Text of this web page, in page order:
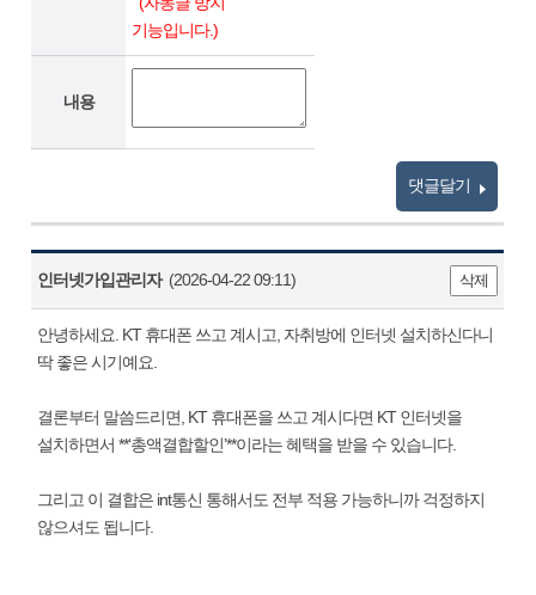
기능입니다.)
내용
댓글달기
인터넷가입관리자(2026-04-22 09:11) 삭제
안녕하세요. KT 휴대폰 쓰고 계시고, 자취방에 인터넷 설치하신다니
딱 좋은 시기예요.
결론부터 말씀드리면, KT 휴대폰을 쓰고 계시다면 KT 인터넷을
설치하면서 **‘총액결합할인’**이라는 혜택을 받을 수 있습니다.
그리고 이 결합은 int통신 통해서도 전부 적용 가능하니까 걱정하지
않으셔도 됩니다.